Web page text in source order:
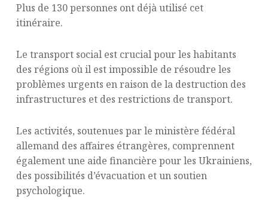
Plus de 130 personnes ont déjà utilisé cet
itinéraire.
Le transport social est crucial pour les habitants
des régions où il est impossible de résoudre les
problèmes urgents en raison de la destruction des
infrastructures et des restrictions de transport.
Les activités, soutenues par le ministère fédéral
allemand des affaires étrangères, comprennent
également une aide financière pour les Ukrainiens,
des possibilités d’évacuation et un soutien
psychologique.